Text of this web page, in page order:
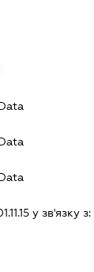
у зв'язку з: